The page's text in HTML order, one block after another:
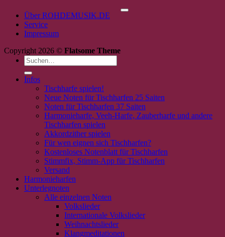
Über ROHDEMUSIK.DE
Service
Impressum
Copyright 2026 © Flatsome Theme
Suchen
nach:
Infos
Tischharfe spielen!
Neue Noten für Tischharfen 25 Saiten
Noten für Tischharfen 37 Saiten
Harmonieharfe, Veeh-Harfe, Zauberharfe und andere
Tischharfen spielen
Akkordzither spielen
Für wen eignen sich Tischharfen?
Kostenloses Notenblatt für Tischharfen
Stimmfix, Stimm-App für Tischharfen
Versand
Harmonieharfen
Unterlegnoten
Alle einzelnen Noten
Volkslieder
Internationale Volkslieder
Weihnachtslieder
Klangmeditationen